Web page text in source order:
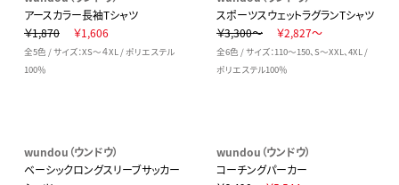
アースカラー長袖Tシャツ
￥1,870
￥1,606
全5色 / サイズ：XS～４XL / ポリエステル
100％
スポーツスウェットラグランTシャツ
￥3,300～
￥2,827～
全6色 / サイズ：110～150、S～XXL、4XL /
ポリエステル100％
wundou（ウンドウ）
ベーシックロングスリーブサッカー
wundou（ウンドウ）
コーチングパーカー